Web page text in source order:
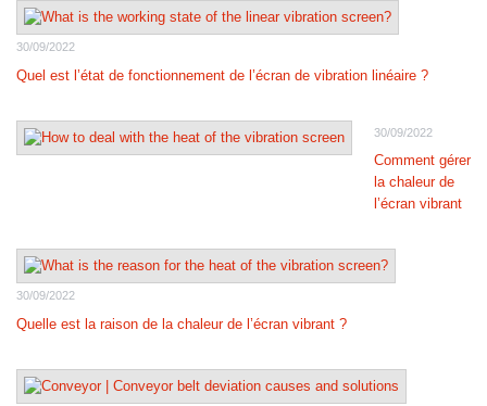
30/09/2022
Quel est l’état de fonctionnement de l’écran de vibration linéaire ?
30/09/2022
Comment gérer
la chaleur de
l’écran vibrant
30/09/2022
Quelle est la raison de la chaleur de l’écran vibrant ?